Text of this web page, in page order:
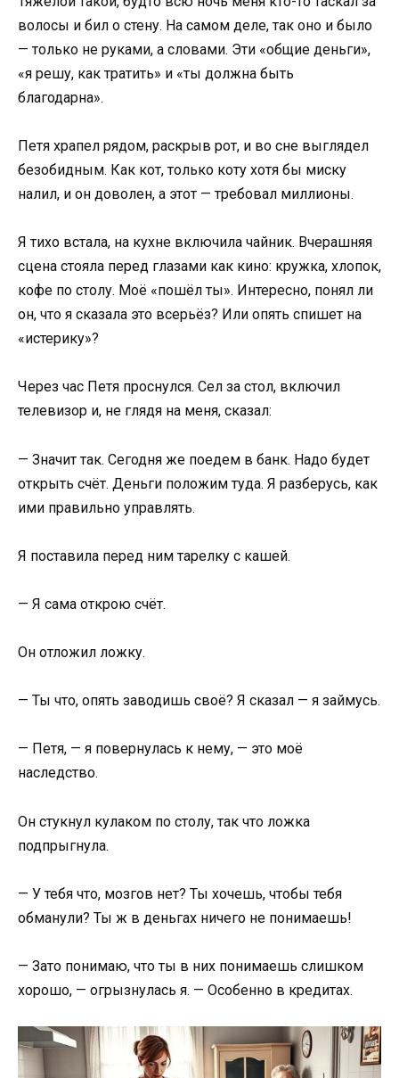
волосы и бил о стену. На самом деле, так оно и было
— только не руками, а словами. Эти «общие деньги»,
«я решу, как тратить» и «ты должна быть
благодарна».
Петя храпел рядом, раскрыв рот, и во сне выглядел
безобидным. Как кот, только коту хотя бы миску
налил, и он доволен, а этот — требовал миллионы.
Я тихо встала, на кухне включила чайник. Вчерашняя
сцена стояла перед глазами как кино: кружка, хлопок,
кофе по столу. Моё «пошёл ты». Интересно, понял ли
он, что я сказала это всерьёз? Или опять спишет на
«истерику»?
Через час Петя проснулся. Сел за стол, включил
телевизор и, не глядя на меня, сказал:
— Значит так. Сегодня же поедем в банк. Надо будет
открыть счёт. Деньги положим туда. Я разберусь, как
ими правильно управлять.
Я поставила перед ним тарелку с кашей.
— Я сама открою счёт.
Он отложил ложку.
— Ты что, опять заводишь своё? Я сказал — я займусь.
— Петя, — я повернулась к нему, — это моё
наследство.
Он стукнул кулаком по столу, так что ложка
подпрыгнула.
— У тебя что, мозгов нет? Ты хочешь, чтобы тебя
обманули? Ты ж в деньгах ничего не понимаешь!
— Зато понимаю, что ты в них понимаешь слишком
хорошо, — огрызнулась я. — Особенно в кредитах.